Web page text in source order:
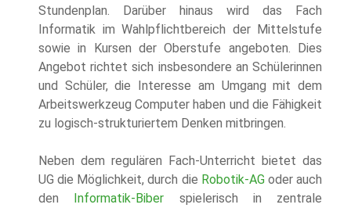
Stundenplan. Darüber hinaus wird das Fach
Informatik im Wahlpflichtbereich der Mittelstufe
sowie in Kursen der Oberstufe angeboten. Dies
Angebot richtet sich insbesondere an Schülerinnen
und Schüler, die Interesse am Umgang mit dem
Arbeitswerkzeug Computer haben und die Fähigkeit
zu logisch-strukturiertem Denken mitbringen.
Neben dem regulären Fach-Unterricht bietet das
UG die Möglichkeit, durch die Robotik-AGoder auch
den Informatik-Biber spielerisch in zentrale